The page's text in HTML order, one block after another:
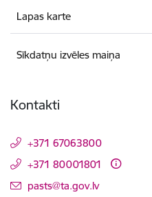
Lapas karte
Sīkdatņu izvēles maiņa
Kontakti
+371 67063800
+371 80001801
E-pasts:
pasts@ta.gov.lv